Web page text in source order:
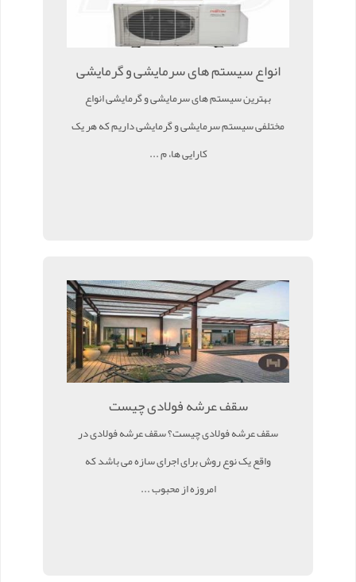
انواع سیستم های سرمایشی و گرمایشی
بهترین سیستم های سرمایشی و گرمایشی انواع
مختلفی سیستم سرمایشی و گرمایشی داریم که هر یک
کارایی ها، م ...
سقف عرشه فولادی چیست
سقف عرشه فولادی چیست؟ سقف عرشه فولادی در
واقع یک نوع روش برای اجرای سازه می باشد که
امروزه از محبوب ...